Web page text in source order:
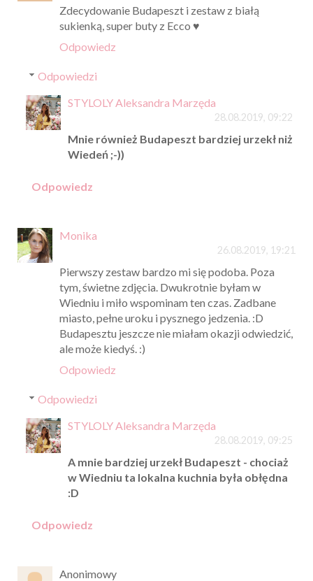
Zdecydowanie Budapeszt i zestaw z białą
sukienką, super buty z Ecco ♥️
Odpowiedz
Odpowiedzi
STYLOLY Aleksandra Marzęda
28.08.2019, 09:22
Mnie również Budapeszt bardziej urzekł niż
Wiedeń ;-))
Odpowiedz
Monika
26.08.2019, 19:21
Pierwszy zestaw bardzo mi się podoba. Poza
tym, świetne zdjęcia. Dwukrotnie byłam w
Wiedniu i miło wspominam ten czas. Zadbane
miasto, pełne uroku i pysznego jedzenia. :D
Budapesztu jeszcze nie miałam okazji odwiedzić,
ale może kiedyś. :)
Odpowiedz
Odpowiedzi
STYLOLY Aleksandra Marzęda
28.08.2019, 09:25
A mnie bardziej urzekł Budapeszt - chociaż
w Wiedniu ta lokalna kuchnia była obłędna
:D
Odpowiedz
Anonimowy